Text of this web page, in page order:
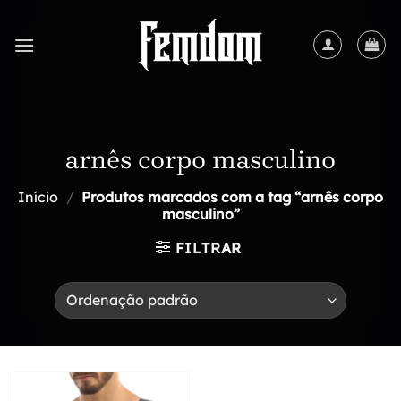
content
arnês corpo masculino
Início / Produtos marcados com a tag “arnês corpo
masculino”
FILTRAR